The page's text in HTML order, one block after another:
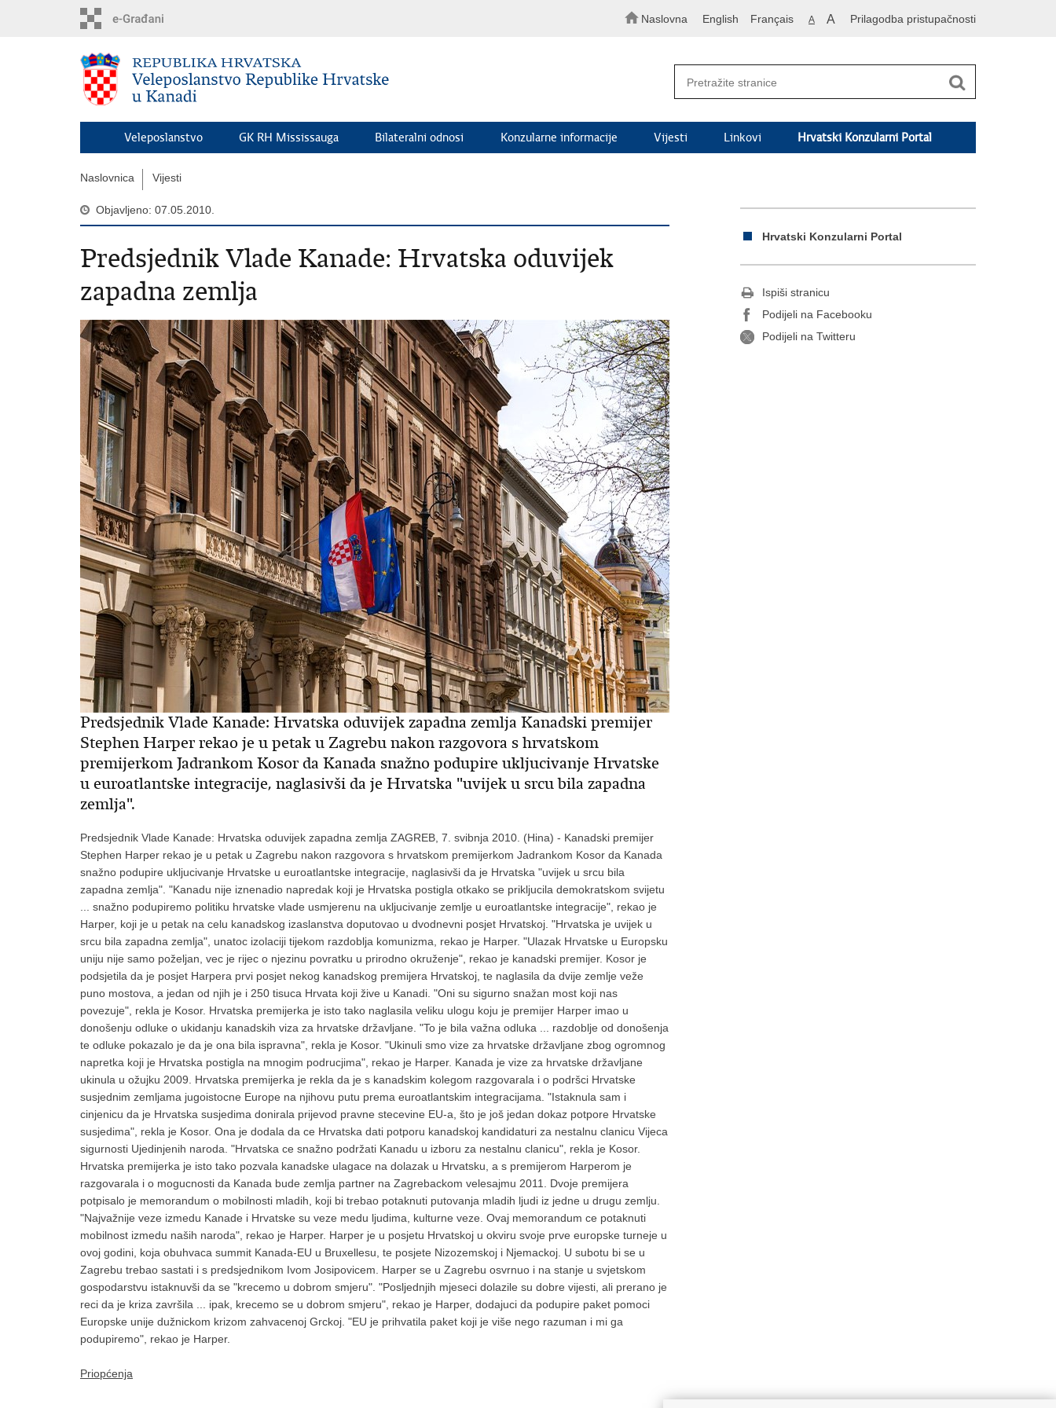
Naslovna English Français A A Prilagodba pristupačnosti
Veleposlanstvo GK RH Mississauga Bilateralni odnosi Konzularne informacije Vijesti Linkovi Hrvatski Konzularni Portal
Naslovnica Vijesti
Objavljeno: 07.05.2010.
Predsjednik Vlade Kanade: Hrvatska oduvijek
zapadna zemlja
Predsjednik Vlade Kanade: Hrvatska oduvijek zapadna zemlja Kanadski premijer
Stephen Harper rekao je u petak u Zagrebu nakon razgovora s hrvatskom
premijerkom Jadrankom Kosor da Kanada snažno podupire ukljucivanje Hrvatske
u euroatlantske integracije, naglasivši da je Hrvatska "uvijek u srcu bila zapadna
zemlja".
Predsjednik Vlade Kanade: Hrvatska oduvijek zapadna zemlja ZAGREB, 7. svibnja 2010. (Hina) - Kanadski premijer
Stephen Harper rekao je u petak u Zagrebu nakon razgovora s hrvatskom premijerkom Jadrankom Kosor da Kanada
snažno podupire ukljucivanje Hrvatske u euroatlantske integracije, naglasivši da je Hrvatska "uvijek u srcu bila
zapadna zemlja". "Kanadu nije iznenadio napredak koji je Hrvatska postigla otkako se prikljucila demokratskom svijetu
... snažno podupiremo politiku hrvatske vlade usmjerenu na ukljucivanje zemlje u euroatlantske integracije", rekao je
Harper, koji je u petak na celu kanadskog izaslanstva doputovao u dvodnevni posjet Hrvatskoj. "Hrvatska je uvijek u
srcu bila zapadna zemlja", unatoc izolaciji tijekom razdoblja komunizma, rekao je Harper. "Ulazak Hrvatske u Europsku
uniju nije samo poželjan, vec je rijec o njezinu povratku u prirodno okruženje", rekao je kanadski premijer. Kosor je
podsjetila da je posjet Harpera prvi posjet nekog kanadskog premijera Hrvatskoj, te naglasila da dvije zemlje veže
puno mostova, a jedan od njih je i 250 tisuca Hrvata koji žive u Kanadi. "Oni su sigurno snažan most koji nas
povezuje", rekla je Kosor. Hrvatska premijerka je isto tako naglasila veliku ulogu koju je premijer Harper imao u
donošenju odluke o ukidanju kanadskih viza za hrvatske državljane. "To je bila važna odluka ... razdoblje od donošenja
te odluke pokazalo je da je ona bila ispravna", rekla je Kosor. "Ukinuli smo vize za hrvatske državljane zbog ogromnog
napretka koji je Hrvatska postigla na mnogim podrucjima", rekao je Harper. Kanada je vize za hrvatske državljane
ukinula u ožujku 2009. Hrvatska premijerka je rekla da je s kanadskim kolegom razgovarala i o podršci Hrvatske
susjednim zemljama jugoistocne Europe na njihovu putu prema euroatlantskim integracijama. "Istaknula sam i
cinjenicu da je Hrvatska susjedima donirala prijevod pravne stecevine EU-a, što je još jedan dokaz potpore Hrvatske
susjedima", rekla je Kosor. Ona je dodala da ce Hrvatska dati potporu kanadskoj kandidaturi za nestalnu clanicu Vijeca
sigurnosti Ujedinjenih naroda. "Hrvatska ce snažno podržati Kanadu u izboru za nestalnu clanicu", rekla je Kosor.
Hrvatska premijerka je isto tako pozvala kanadske ulagace na dolazak u Hrvatsku, a s premijerom Harperom je
razgovarala i o mogucnosti da Kanada bude zemlja partner na Zagrebackom velesajmu 2011. Dvoje premijera
potpisalo je memorandum o mobilnosti mladih, koji bi trebao potaknuti putovanja mladih ljudi iz jedne u drugu zemlju.
"Najvažnije veze izmedu Kanade i Hrvatske su veze medu ljudima, kulturne veze. Ovaj memorandum ce potaknuti
mobilnost izmedu naših naroda", rekao je Harper. Harper je u posjetu Hrvatskoj u okviru svoje prve europske turneje u
ovoj godini, koja obuhvaca summit Kanada-EU u Bruxellesu, te posjete Nizozemskoj i Njemackoj. U subotu bi se u
Zagrebu trebao sastati i s predsjednikom Ivom Josipovicem. Harper se u Zagrebu osvrnuo i na stanje u svjetskom
gospodarstvu istaknuvši da se "krecemo u dobrom smjeru". "Posljednjih mjeseci dolazile su dobre vijesti, ali prerano je
reci da je kriza završila ... ipak, krecemo se u dobrom smjeru", rekao je Harper, dodajuci da podupire paket pomoci
Europske unije dužnickom krizom zahvacenoj Grckoj. "EU je prihvatila paket koji je više nego razuman i mi ga
podupiremo", rekao je Harper.
Priopćenja
Hrvatski Konzularni Portal
Ispiši stranicu
Podijeli na Facebooku
Podijeli na Twitteru